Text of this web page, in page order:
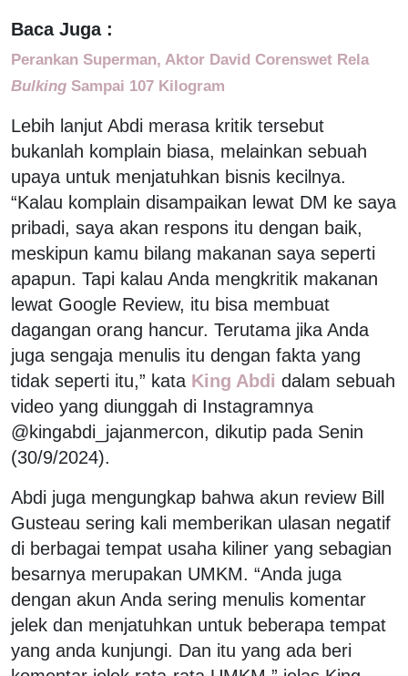
Baca Juga :
Perankan Superman, Aktor David Corenswet Rela
Bulking Sampai 107 Kilogram
Lebih lanjut Abdi merasa kritik tersebut
bukanlah komplain biasa, melainkan sebuah
upaya untuk menjatuhkan bisnis kecilnya.
“Kalau komplain disampaikan lewat DM ke saya
pribadi, saya akan respons itu dengan baik,
meskipun kamu bilang makanan saya seperti
apapun. Tapi kalau Anda mengkritik makanan
lewat Google Review, itu bisa membuat
dagangan orang hancur. Terutama jika Anda
juga sengaja menulis itu dengan fakta yang
tidak seperti itu,” kata King Abdi dalam sebuah
video yang diunggah di Instagramnya
@kingabdi_jajanmercon, dikutip pada Senin
(30/9/2024).
Abdi juga mengungkap bahwa akun review Bill
Gusteau sering kali memberikan ulasan negatif
di berbagai tempat usaha kiliner yang sebagian
besarnya merupakan UMKM. “Anda juga
dengan akun Anda sering menulis komentar
jelek dan menjatuhkan untuk beberapa tempat
yang anda kunjungi. Dan itu yang ada beri